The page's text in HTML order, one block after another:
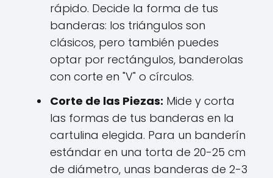
rápido. Decide la forma de tus
banderas: los triángulos son
clásicos, pero también puedes
optar por rectángulos, banderolas
con corte en "V" o círculos.
Corte de las Piezas: Mide y corta
las formas de tus banderas en la
cartulina elegida. Para un banderín
estándar en una torta de 20-25 cm
de diámetro, unas banderas de 2-3